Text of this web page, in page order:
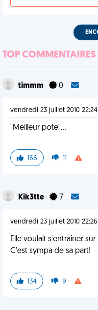
TOP COMMENTAIRES
timmm 0
vendredi 23 juillet 2010 22:24
"Meilleur pote"...
166 11
Kik3tte 7
vendredi 23 juillet 2010 22:26
Elle voulait s'entraîner
C'est sympa de sa part!
134 9